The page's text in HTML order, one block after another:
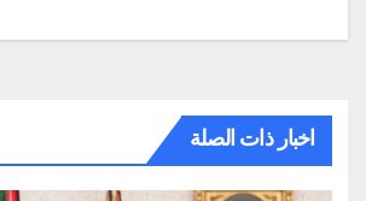
اخبار ذات الصلة